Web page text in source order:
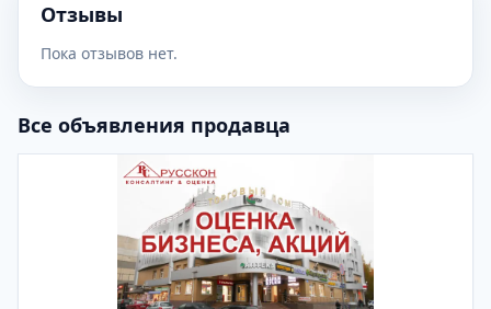
Отзывы
Пока отзывов нет.
Все объявления продавца